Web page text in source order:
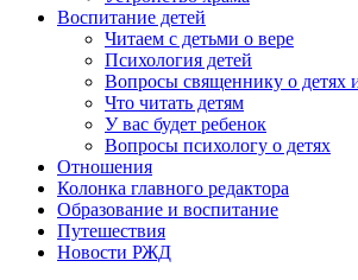
Воспитание детей
Читаем с детьми о вере
Психология детей
Вопросы священнику о детях
Что читать детям
У вас будет ребенок
Вопросы психологу о детях
Отношения
Колонка главного редактора
Образование и воспитание
Путешествия
Новости РЖД